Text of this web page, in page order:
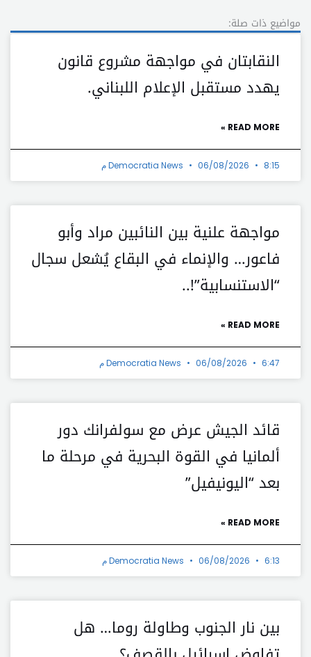
مواضيع ذات صلة:
النقابتان في مواجهة مشروع قانون
يهدد مستقبل الإعلام اللبناني.
READ MORE »
Democratia News 06/08/2026 8:15 م
مواجهة علنية بين النائبين مراد وأبو
فاعور… والإنماء في البقاع يُشعل سجال
“الاستنسابية”!..
READ MORE »
Democratia News 06/08/2026 6:47 م
قائد الجيش عرض مع سولفرانك دور
ألمانيا في القوة البحرية في مرحلة ما
بعد “اليونيفيل”
READ MORE »
Democratia News 06/08/2026 6:13 م
بين نار الجنوب وطاولة روما… هل